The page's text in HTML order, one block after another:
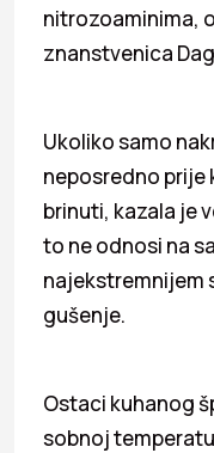
nitrozoaminima,
znanstvenica
Ukoliko samo
neposredno prije
brinuti, kazala je
to ne odnosi na
najekstremnijem
gušenje.
Ostaci kuhanog
sobnoj